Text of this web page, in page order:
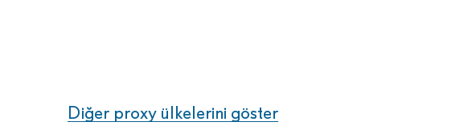
Diğer proxy ülkelerini göster